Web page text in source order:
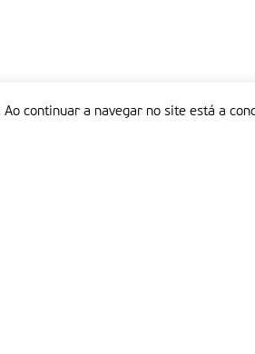
continuar a navegar no site está a